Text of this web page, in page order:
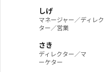
しげ
マネージャー／ディレク
ター／営業
さき
ディレクター／マ
ーケター